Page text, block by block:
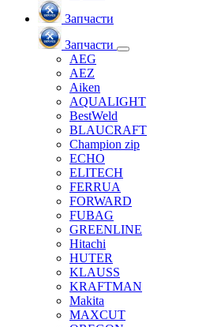
Запчасти
Запчасти
AEG
AEZ
Aiken
AQUALIGHT
BestWeld
BLAUCRAFT
Champion zip
ECHO
ELITECH
FERRUA
FORWARD
FUBAG
GREENLINE
Hitachi
HUTER
KLAUSS
KRAFTMAN
Makita
MAXCUT